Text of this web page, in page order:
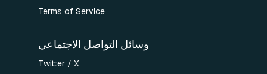
Terms of Service
وسائل التواصل الاجتماعي
Twitter / X